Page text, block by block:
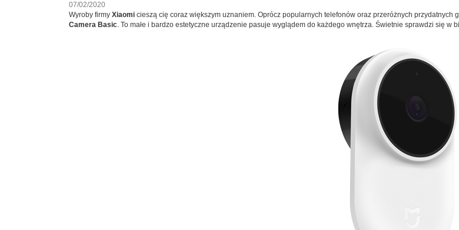
07/02/2020
Wyroby firmy Xiaomi cieszą cię coraz większym uznaniem. Oprócz popularnych telefonów oraz przeróżnych przydatnych
Camera Basic. To małe i bardzo estetyczne urządzenie pasuje wyglądem do każdego wnętrza. Świetnie sprawdzi się